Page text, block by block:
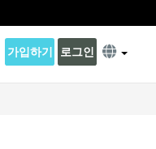
가입하기 로그인